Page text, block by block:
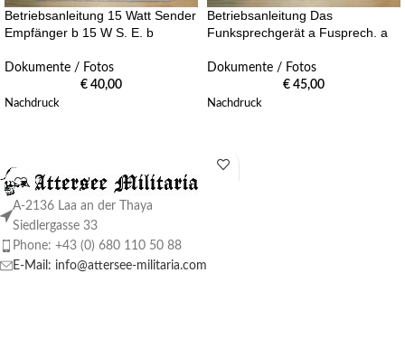
Betriebsanleitung 15 Watt Sender
Empfänger b 15 W S. E. b
Dokumente / Fotos
€ 40,00
Nachdruck
Betriebsanleitung Das
Funksprechgerät a Fusprech. a
Dokumente / Fotos
€ 45,00
Nachdruck
A-2136 Laa an der Thaya
Siedlergasse 33
Phone: +43 (0) 680 110 50 88
E-Mail: info@attersee-militaria.com